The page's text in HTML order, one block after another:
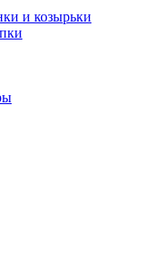
и козырьки